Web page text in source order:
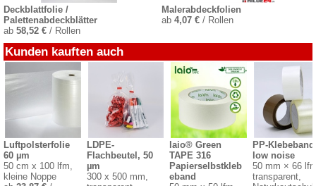
Deckblattfolie /
Palettenabdeckblätter
ab 58,52 € / Rollen
Malerabdeckfolien
ab 4,07 € / Rollen
Kunden kauften auch
Luftpolsterfolie
60 µm
50 cm x 100 lfm,
kleine Noppe
LDPE-
Flachbeutel, 50
µm
300 x 500 mm,
laio® Green
TAPE 316
Papierselbstkleb
eband
PP-Klebeband
low noise
50 mm × 66
transparent,